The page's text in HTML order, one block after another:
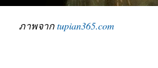
ภาพจากtupian365.com